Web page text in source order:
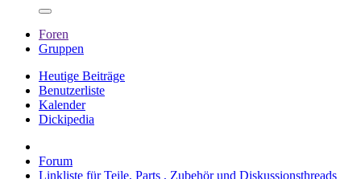
Foren
Gruppen
Heutige Beiträge
Benutzerliste
Kalender
Dickipedia
Forum
Linkliste für Teile, Parts , Zubehör und Diskussionsthreads